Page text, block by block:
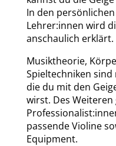
In den
Lehrer:innen wird
anschaulich erklärt.
Musiktheorie,
Spieltechniken sind
die du mit den
wirst. Des
passende Violine
Equipment.